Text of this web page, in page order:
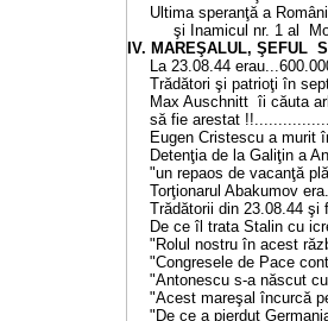
Ultima speranţă a
şi Inamicul nr. 1 al
IV. MAREŞALUL, ŞEFUL
La 23.08.44
Trădători şi patrioţi în
Max Auschnitt îi căuta
să fie arestat
Eugen Cristescu a murit
Detenţia de la Galiţin a
"un repaos de vacanţă
Torţionarul Abakumov
Trădătorii din 23.08.44
De ce îl trata Stalin cu
"Rolul nostru în acest
"Congresele de Pace
"Antonescu s-a născut
"Acest mareşal încurcă
"De ce a pierdut